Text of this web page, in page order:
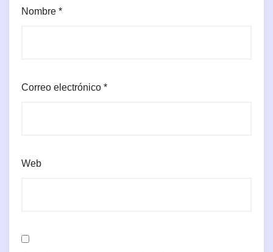
Nombre *
Correo electrónico *
Web